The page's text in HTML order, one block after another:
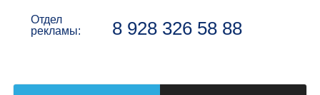
Отдел
рекламы:
8 928 326 58 88